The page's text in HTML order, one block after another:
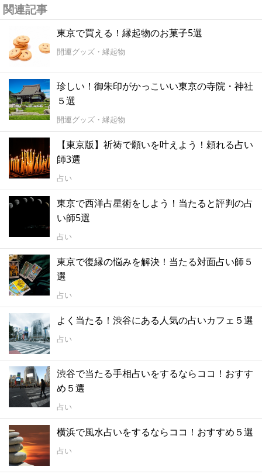
関連記事
東京で買える！縁起物のお菓子5選
開運グッズ・縁起物
珍しい！御朱印がかっこいい東京の寺院・神社
５選
開運グッズ・縁起物
【東京版】祈祷で願いを叶えよう！頼れる占い
師3選
占い
東京で西洋占星術をしよう！当たると評判の占
い師5選
占い
東京で復縁の悩みを解決！当たる対面占い師５
選
占い
よく当たる！渋谷にある人気の占いカフェ５選
占い
渋谷で当たる手相占いをするならココ！おすす
め５選
占い
横浜で風水占いをするならココ！おすすめ５選
占い